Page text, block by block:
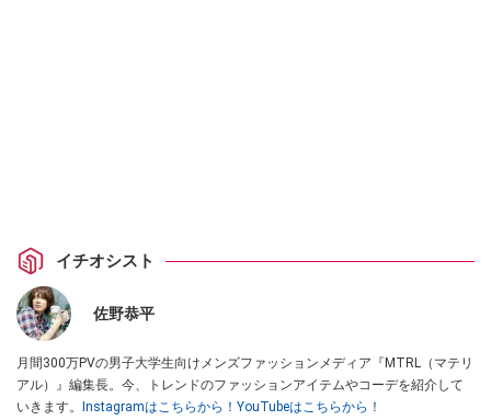
イチオシスト
佐野恭平
月間300万PVの男子大学生向けメンズファッションメディア『MTRL（マテリ
アル）』編集長。今、トレンドのファッションアイテムやコーデを紹介して
いきます。
Instagramはこちらから！ YouTubeはこちらから！